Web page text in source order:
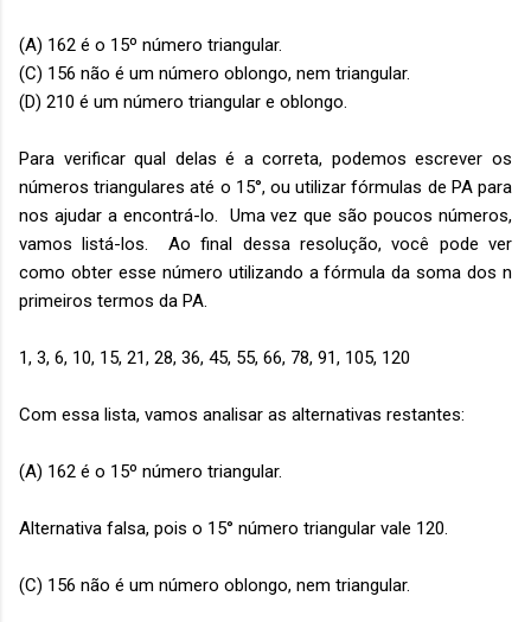
(A) 162 é o 15º número triangular.
(C) 156 não é um número oblongo, nem triangular.
(D) 210 é um número triangular e oblongo.
Para verificar qual delas é a correta, podemos escrever os
números triangulares até o 15°, ou utilizar fórmulas de PA para
nos ajudar a encontrá-lo. Uma vez que são poucos números,
vamos listá-los. Ao final dessa resolução, você pode ver
como obter esse número utilizando a fórmula da soma dos n
primeiros termos da PA.
1, 3, 6, 10, 15, 21, 28, 36, 45, 55, 66, 78, 91, 105, 120
Com essa lista, vamos analisar as alternativas restantes:
(A) 162 é o 15º número triangular.
Alternativa falsa, pois o 15° número triangular vale 120.
(C) 156 não é um número oblongo, nem triangular.